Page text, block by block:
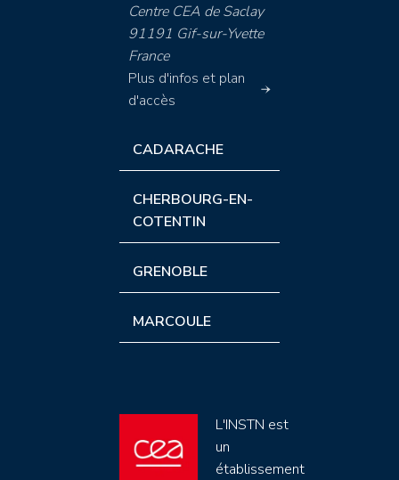
Centre CEA de Saclay
91191 Gif-sur-Yvette
France
Plus d'infos et plan
d'accès
CADARACHE
CHERBOURG-EN-
COTENTIN
GRENOBLE
MARCOULE
L'INSTN est
un
établissement